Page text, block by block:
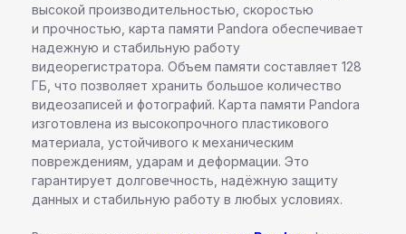
высокой производительностью, скоростью
и прочностью, карта памяти Pandora обеспечивает
надежную и стабильную работу
видеорегистратора. Объем памяти составляет 128
ГБ, что позволяет хранить большое количество
видеозаписей и фотографий. Карта памяти Pandora
изготовлена из высокопрочного пластикового
материала, устойчивого к механическим
повреждениям, ударам и деформации. Это
гарантирует долговечность, надёжную защиту
данных и стабильную работу в любых условиях.
Остались вопросы или
Команда профессионалов Pandora